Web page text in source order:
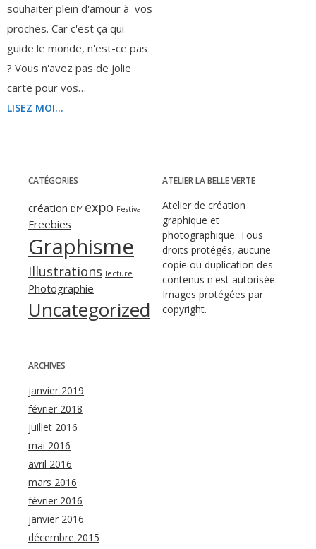
souhaiter plein d'amour à vos
proches. Car c'est ça qui
guide le monde, n'est-ce pas
? Vous n'avez pas de jolie
carte pour vos…
LISEZ MOI...
CATÉGORIES
création DIY expo Festival
Freebies
Graphisme
Illustrations lecture
Photographie
Uncategorized
ATELIER LA BELLE VERTE
Atelier de création
graphique et
photographique. Tous
droits protégés, aucune
copie ou duplication des
contenus n'est autorisée.
Images protégées par
copyright.
ARCHIVES
janvier 2019
février 2018
juillet 2016
mai 2016
avril 2016
mars 2016
février 2016
janvier 2016
décembre 2015